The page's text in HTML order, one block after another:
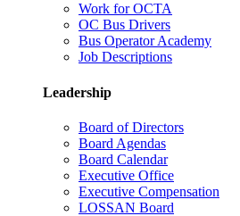
Work for OCTA
OC Bus Drivers
Bus Operator Academy
Job Descriptions
Leadership
Board of Directors
Board Agendas
Board Calendar
Executive Office
Executive Compensation
LOSSAN Board